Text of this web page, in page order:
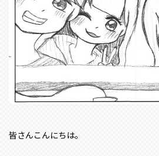
皆さんこんにちは。